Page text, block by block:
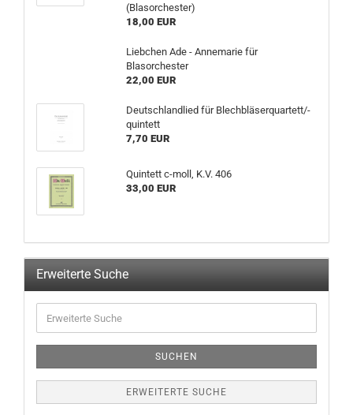
(Blasorchester)
18,00 EUR
Liebchen Ade - Annemarie für
Blasorchester
22,00 EUR
Deutschlandlied für Blechbläserquartett/-
quintett
7,70 EUR
Quintett c-moll, K.V. 406
33,00 EUR
Erweiterte Suche
SUCHEN
ERWEITERTE SUCHE